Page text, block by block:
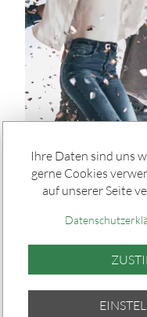
Spiele & Gewinner /
Glückstreffer in
In der vergangenen
Ihre Daten sind uns
gerne Cookies
auf unserer Seite